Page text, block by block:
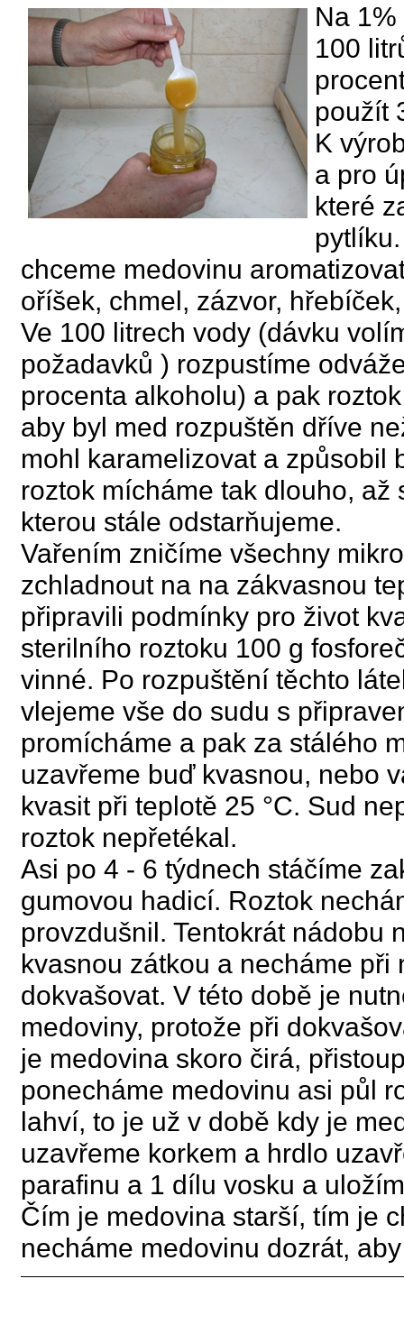
Na
100
použít
K
a pro
které
chceme medovinu
oříšek, chmel, zázvor,
Ve 100 litrech vody (dávku
požadavků ) rozpustíme
procenta alkoholu) a pak
aby byl med rozpuštěn dříve
mohl karamelizovat a způsobil
roztok mícháme tak dlouho,
kterou stále odstarňujeme.
Vařením zničíme všechny
zchladnout na na zákvasnou
připravili podmínky pro život
sterilního roztoku 100 g
vinné. Po rozpuštění těchto
vlejeme vše do sudu s
promícháme a pak za stálého
uzavřeme buď kvasnou, nebo
kvasit při teplotě 25 °C. Sud
roztok nepřetékal.
Asi po 4 - 6 týdnech stáčíme
gumovou hadicí. Roztok
provzdušnil. Tentokrát nádobu
kvasnou zátkou a necháme
dokvašovat. V této době je
medoviny, protože při
je medovina skoro čirá,
ponecháme medovinu asi půl
lahví, to je už v době kdy je
uzavřeme korkem a hrdlo
parafinu a 1 dílu vosku a
Čím je medovina starší, tím je
necháme medovinu dozrát,